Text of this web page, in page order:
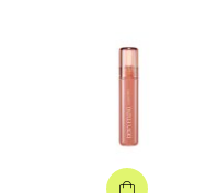
Вход
Номер телефона